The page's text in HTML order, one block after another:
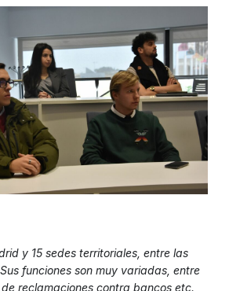
y 15 sedes territoriales, entre las
funciones son muy variadas, entre
reclamaciones contra bancos etc.